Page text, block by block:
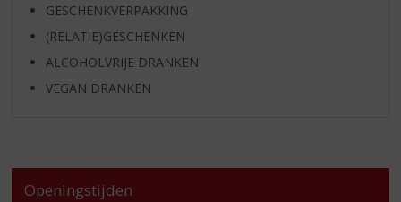
GESCHENKVERPAKKING
(RELATIE)GESCHENKEN
ALCOHOLVRIJE DRANKEN
VEGAN DRANKEN
Openingstijden